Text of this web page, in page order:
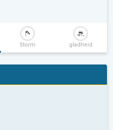
Storm gladheid